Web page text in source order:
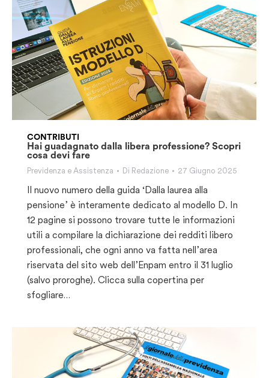
CONTRIBUTI
Hai guadagnato dalla libera professione? Scopri
cosa devi fare
Previdenza e Assistenza Di Redazione 27 Giugno 2025
Il nuovo numero della guida ‘Dalla laurea alla
pensione’ è interamente dedicato al modello D. In
12 pagine si possono trovare tutte le informazioni
utili a compilare la dichiarazione dei redditi libero
professionali, che ogni anno va fatta nell’area
riservata del sito web dell’Enpam entro il 31 luglio
(salvo proroghe). Clicca sulla copertina per
sfogliare…